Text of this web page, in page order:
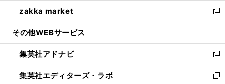
く
で
開
ド
ウ
開
く
ィ
ン
ウ
で
開
く
し
い
ウ
ン
ド
ウ
で
zakka market
新
し
ウ
ィ
ン
ド
その他WEBサービス
集英社アドナビ
新
し
い
集英社エディターズ・ラボ 新